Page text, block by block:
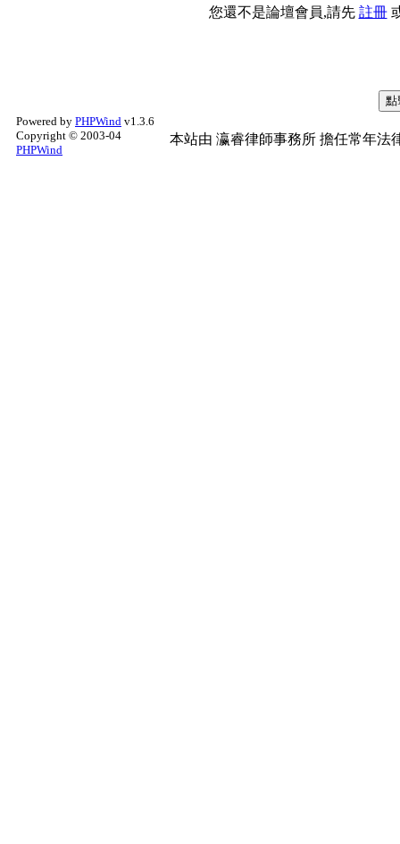
您還不是論壇會員,請先 註冊
Powered by PHPWind v1.3.6
Copyright © 2003-04
PHPWind
本站由 瀛睿律師事務所 擔任常年法